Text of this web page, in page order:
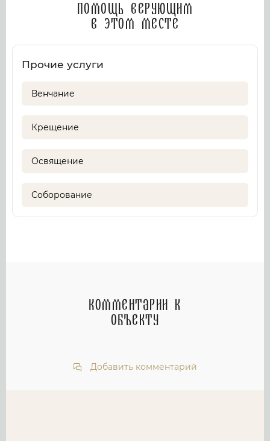
Помощь верующим
в этом месте
Прочие услуги
Венчание
Крещение
Освящение
Соборование
Комментарии к
объекту
Добавить комментарий